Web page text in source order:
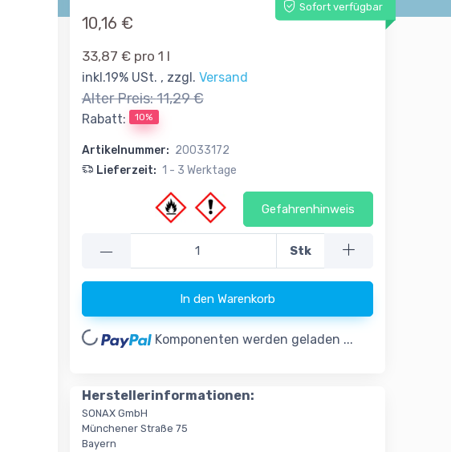
Sofort verfügbar
10,16 €
33,87 € pro 1 l
inkl.19% USt. , zzgl. Versand
Alter Preis:11,29 €
Rabatt: 10%
Artikelnummer: 20033172
Lieferzeit: 1 - 3 Werktage
Gefahrenhinweis
— Stk
In den Warenkorb
Loading... Komponenten werden geladen ...
Herstellerinformationen:
SONAX GmbH
Münchener Straße 75
Bayern